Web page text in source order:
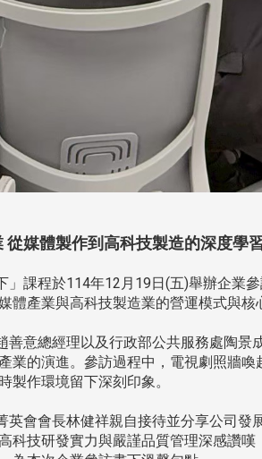
從媒體製作到高科技製造的深度學
課程於114年12月19日(五)舉辦企業
體產業與高科技製造業的營運模式與核
意總經理以及行政部公共服務處陶景
的演進。參訪過程中，電視劇照牆
製作環境留下深刻印象。
會會長林健祥親自接待並分享公司發
技研發實力與嚴謹品質管理深感讚